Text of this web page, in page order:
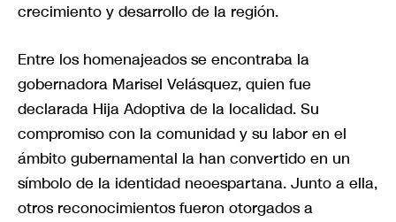
crecimiento y desarrollo de la región.
Entre los homenajeados se encontraba la
gobernadora Marisel Velásquez, quien fue
declarada Hija Adoptiva de la localidad. Su
compromiso con la comunidad y su labor en el
ámbito gubernamental la han convertido en un
símbolo de la identidad neoespartana. Junto a ella,
otros reconocimientos fueron otorgados a